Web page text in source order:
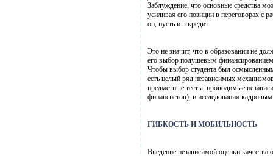
Заблуждение, что основные средства
усиливая его позиции в переговорах с
он, пусть и в кредит.
Это не значит, что в образовании не
его выбор подушевым
Чтобы выбор студента был
есть целый ряд независимых
предметные тесты, проводимые
финансистов), и исследования
ГИБКОСТЬ И МОБИЛЬНОСТЬ
Введение независимой оценки